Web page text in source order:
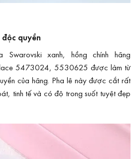
độc quyền
Swarovski xanh, hồng chính hãng
5473024, 5530625 được làm từ
của hãng. Pha lê này được cắt rất
tinh tế và có độ trong suốt tuyệt đẹp